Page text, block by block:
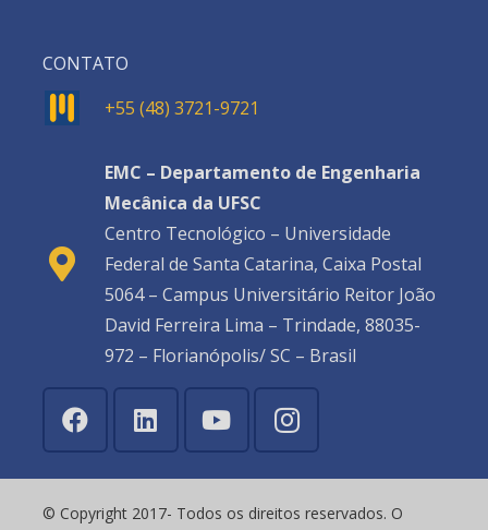
CONTATO
+55 (48) 3721-9721
EMC – Departamento de Engenharia
Mecânica da UFSC
Centro Tecnológico – Universidade
Federal de Santa Catarina, Caixa Postal
5064 – Campus Universitário Reitor João
David Ferreira Lima – Trindade, 88035-
972 – Florianópolis/ SC – Brasil
© Copyright 2017- Todos os direitos reservados. O